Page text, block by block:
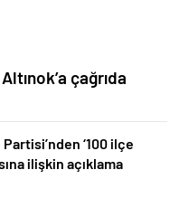
çağrıda
‘100 ilçe
ilişkin açıklama